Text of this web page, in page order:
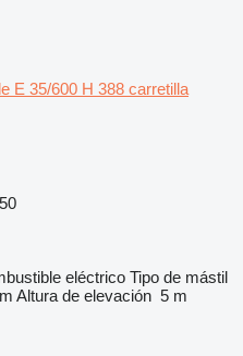
E 35/600 H 388 carretilla
eléctrico Tipo de mástil
Altura de elevación 5 m